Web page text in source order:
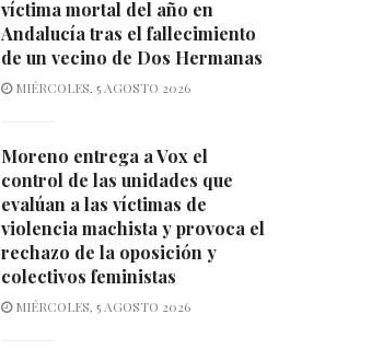
víctima mortal del año en
Andalucía tras el fallecimiento
de un vecino de Dos Hermanas
MIÉRCOLES, 5 AGOSTO 2026
Moreno entrega a Vox el
control de las unidades que
evalúan a las víctimas de
violencia machista y provoca el
rechazo de la oposición y
colectivos feministas
MIÉRCOLES, 5 AGOSTO 2026